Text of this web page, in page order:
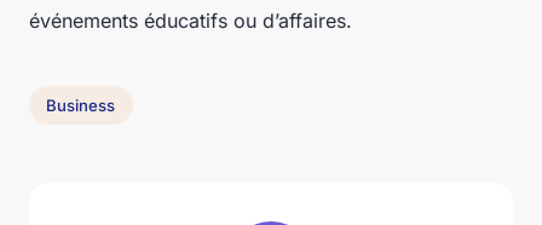
événements éducatifs ou d’affaires.
Business